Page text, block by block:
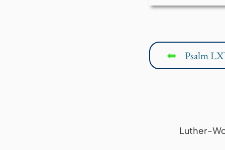
↤ Psalm
Luther-